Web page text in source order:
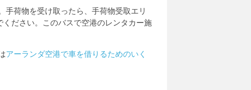
手荷物を受け取ったら、手荷物受取エリ
ださい。このバスで空港のレンタカー施
アーランダ空港で車を借りるためのいく